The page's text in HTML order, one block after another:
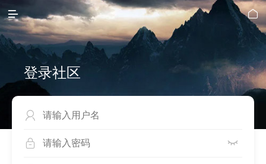
 
登录社区

 